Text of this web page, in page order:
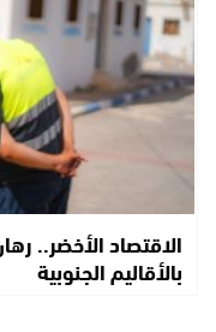
الاقتصاد الأخضر..
بالأقاليم الجنوبية